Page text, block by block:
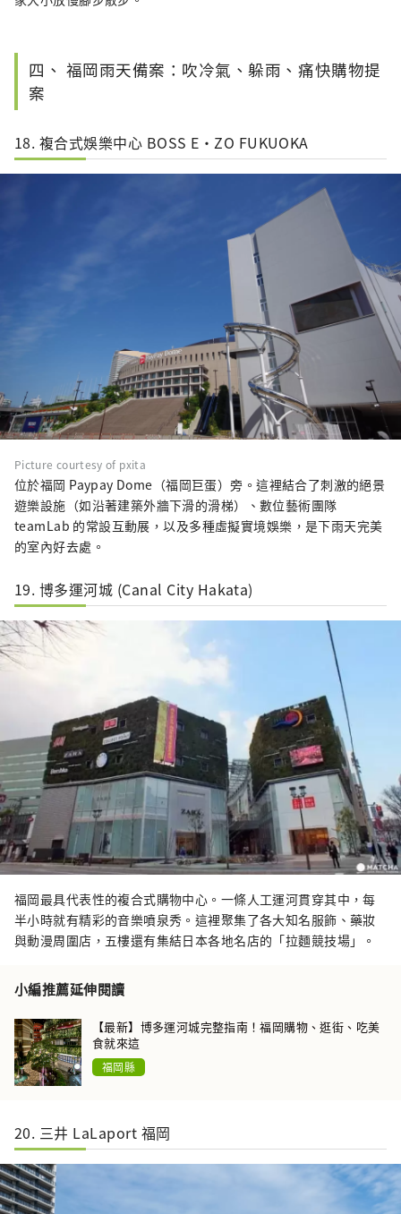
四、 福岡雨天備案：吹冷氣、躲雨、痛快購物提
案
18. 複合式娛樂中心 BOSS E・ZO FUKUOKA
Picture courtesy of pxita
位於福岡 Paypay Dome（福岡巨蛋）旁。這裡結合了刺激的絕景
遊樂設施（如沿著建築外牆下滑的滑梯）、數位藝術團隊
teamLab 的常設互動展，以及多種虛擬實境娛樂，是下雨天完美
的室內好去處。
19. 博多運河城 (Canal City Hakata)
福岡最具代表性的複合式購物中心。一條人工運河貫穿其中，每
半小時就有精彩的音樂噴泉秀。這裡聚集了各大知名服飾、藥妝
與動漫周圍店，五樓還有集結日本各地名店的「拉麵競技場」。
小編推薦延伸閱讀
【最新】博多運河城完整指南！福岡購物、逛街、吃美
食就來這
福岡縣
20. 三井 LaLaport 福岡